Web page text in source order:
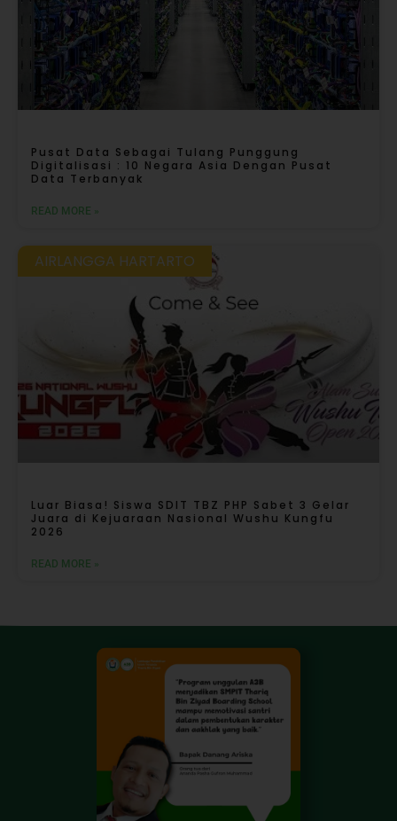
Pusat Data Sebagai Tulang Punggung
Digitalisasi : 10 Negara Asia Dengan Pusat
Data Terbanyak
READ MORE »
AIRLANGGA HARTARTO
Luar Biasa! Siswa SDIT TBZ PHP Sabet 3 Gelar
Juara di Kejuaraan Nasional Wushu Kungfu
2026
READ MORE »